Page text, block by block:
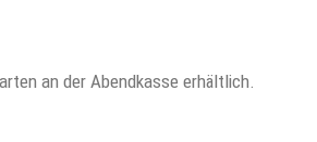
an der Abendkasse erhältlich.